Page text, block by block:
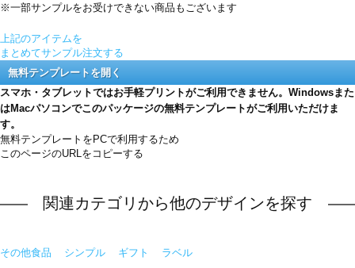
※一部サンプルをお受けできない商品もございます
上記のアイテムを
まとめてサンプル注文する
無料テンプレートを開く
スマホ・タブレットではお手軽プリントがご利用できません。Windowsまた
はMacパソコンでこのパッケージの無料テンプレートがご利用いただけま
す。
無料テンプレートをPCで利用するため
このページのURLをコピーする
関連カテゴリから他のデザインを探す
その他食品 シンプル ギフト ラベル